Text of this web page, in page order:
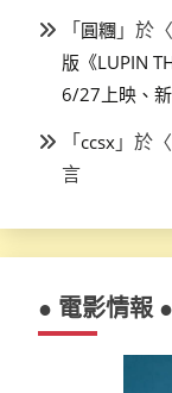
「圓糰 」於〈
版《LUPIN
6/27上映、
「ccsx 」於〈
言
● 電影情報 ●